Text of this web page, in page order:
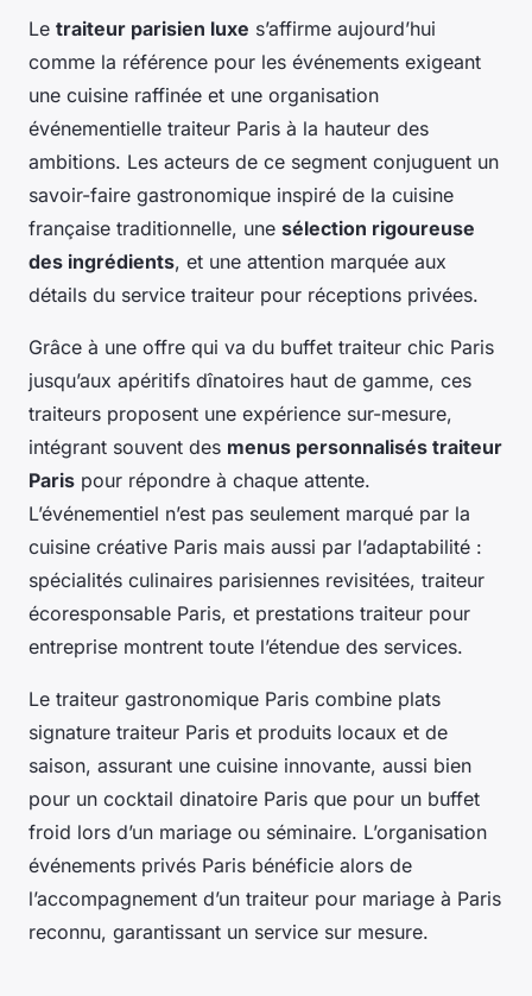
Le traiteur parisien luxe s’affirme aujourd’hui
comme la référence pour les événements exigeant
une cuisine raffinée et une organisation
événementielle traiteur Paris à la hauteur des
ambitions. Les acteurs de ce segment conjuguent un
savoir-faire gastronomique inspiré de la cuisine
française traditionnelle, une sélection rigoureuse
des ingrédients, et une attention marquée aux
détails du service traiteur pour réceptions privées.
Grâce à une offre qui va du buffet traiteur chic Paris
jusqu’aux apéritifs dînatoires haut de gamme, ces
traiteurs proposent une expérience sur-mesure,
intégrant souvent des menus personnalisés traiteur
Paris pour répondre à chaque attente.
L’événementiel n’est pas seulement marqué par la
cuisine créative Paris mais aussi par l’adaptabilité :
spécialités culinaires parisiennes revisitées, traiteur
écoresponsable Paris, et prestations traiteur pour
entreprise montrent toute l’étendue des services.
Le traiteur gastronomique Paris combine plats
signature traiteur Paris et produits locaux et de
saison, assurant une cuisine innovante, aussi bien
pour un cocktail dinatoire Paris que pour un buffet
froid lors d’un mariage ou séminaire. L’organisation
événements privés Paris bénéficie alors de
l’accompagnement d’un traiteur pour mariage à Paris
reconnu, garantissant un service sur mesure.